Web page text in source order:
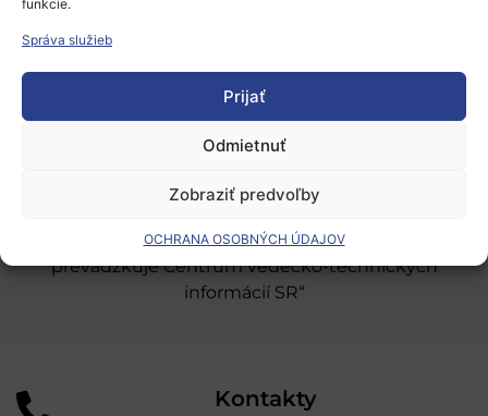
funkcie.
Správa služieb
Prijať
Odmietnuť
Zobraziť predvoľby
OCHRANA OSOBNÝCH ÚDAJOV
Grantové programy pre výskum
Odber noviniek
úniou v rámci Programu Slovensko. Portál
prevádzkuje Centrum vedecko-technických
informácií SR“
Kontakty